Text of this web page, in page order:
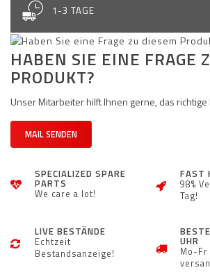
1-3 TAGE
HABEN SIE EINE FRAGE
PRODUKT?
Unser Mitarbeiter hilft Ihnen gerne, das
MAIL SENDEN
SPECIALIZED SPARE
PARTS
We care a lot!
FAST
98%
Tag!
LIVE BESTÄNDE
Echtzeit
Bestandsanzeige!
UHR
Mo-Fr